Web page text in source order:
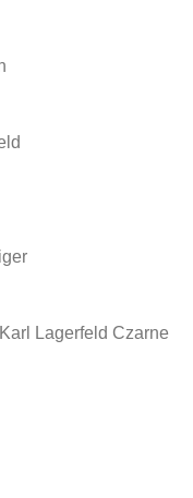
Lagerfeld Czarne